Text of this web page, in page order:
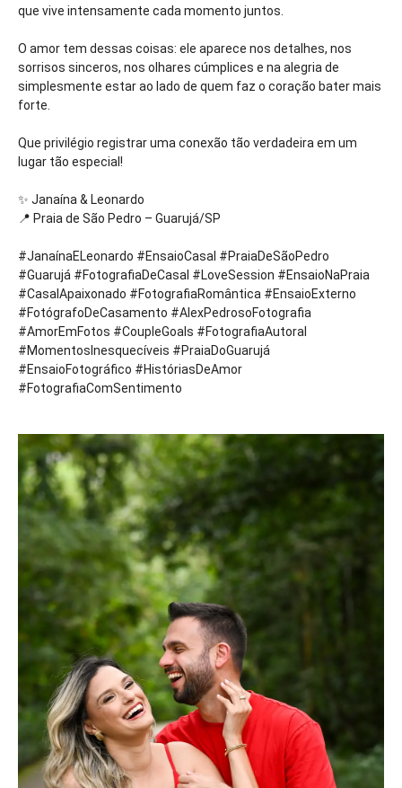
que vive intensamente cada momento juntos.
O amor tem dessas coisas: ele aparece nos detalhes, nos
sorrisos sinceros, nos olhares cúmplices e na alegria de
simplesmente estar ao lado de quem faz o coração bater mais
forte.
Que privilégio registrar uma conexão tão verdadeira em um
lugar tão especial!
✨ Janaína & Leonardo
📍 Praia de São Pedro – Guarujá/SP
#JanaínaELeonardo #EnsaioCasal #PraiaDeSãoPedro
#Guarujá #FotografiaDeCasal #LoveSession #EnsaioNaPraia
#CasalApaixonado #FotografiaRomântica #EnsaioExterno
#FotógrafoDeCasamento #AlexPedrosoFotografia
#AmorEmFotos #CoupleGoals #FotografiaAutoral
#MomentosInesquecíveis #PraiaDoGuarujá
#EnsaioFotográfico #HistóriasDeAmor
#FotografiaComSentimento